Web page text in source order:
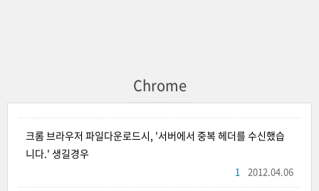
Chrome
크롬 브라우저 파일다운로드시, '서버에서 중복 헤더를 수신했습
니다.' 생길경우
2012.04.06
1